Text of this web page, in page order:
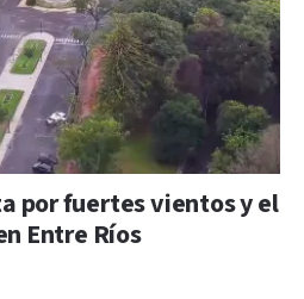
por fuertes vientos y el
Entre Ríos